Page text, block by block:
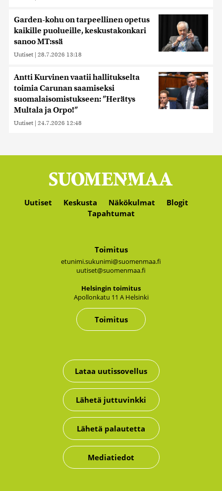
Garden-kohu on tarpeellinen opetus
kaikille puolueille, keskustakonkari
sanoo MT:ssä
Uutiset | 28.7.2026 13:18
Antti Kurvinen vaatii hallitukselta
toimia Carunan saamiseksi
suomalaisomistukseen: ”Herätys
Multala ja Orpo!”
Uutiset | 24.7.2026 12:48
Uutiset Keskusta Näkökulmat
Blogit
Tapahtumat
Toimitus
etunimi.sukunimi@suomenmaa.fi
uutiset@suomenmaa.fi
Hel­sin­gin toi­mi­tus
Apol­lon­ka­tu 11 A Hel­sin­ki
Toimitus
Lataa uutissovellus
Lähetä juttuvinkki
Lähetä palautetta
Mediatiedot